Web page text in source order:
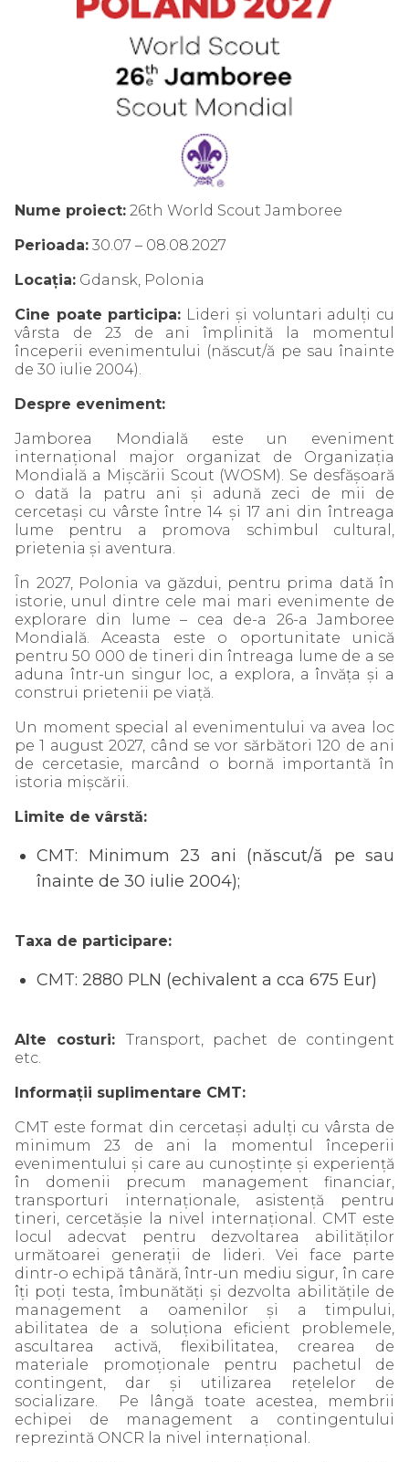
Nume proiect: 26th World Scout Jamboree
Perioada: 30.07 – 08.08.2027
Locația: Gdansk, Polonia
Cine poate participa: Lideri și voluntari adulți cu
vârsta de 23 de ani împlinită la momentul
începerii evenimentului (născut/ă pe sau înainte
de 30 iulie 2004).
Despre eveniment:
Jamborea Mondială este un eveniment
internațional major organizat de Organizația
Mondială a Mișcării Scout (WOSM). Se desfășoară
o dată la patru ani și adună zeci de mii de
cercetași cu vârste între 14 și 17 ani din întreaga
lume pentru a promova schimbul cultural,
prietenia și aventura.
În 2027, Polonia va găzdui, pentru prima dată în
istorie, unul dintre cele mai mari evenimente de
explorare din lume – cea de-a 26-a Jamboree
Mondială. Aceasta este o oportunitate unică
pentru 50 000 de tineri din întreaga lume de a se
aduna într-un singur loc, a explora, a învăța și a
construi prietenii pe viață.
Un moment special al evenimentului va avea loc
pe 1 august 2027, când se vor sărbători 120 de ani
de cercetasie, marcând o bornă importantă în
istoria mișcării.
Limite de vârstă:
CMT: Minimum 23 ani (născut/ă pe sau
înainte de 30 iulie 2004);
Taxa de participare:
CMT: 2880 PLN (echivalent a cca 675 Eur)
Alte costuri: Transport, pachet de contingent
etc.
Informații suplimentare CMT:
CMT este format din cercetași adulți cu vârsta de
minimum 23 de ani la momentul începerii
evenimentului și care au cunoștințe și experiență
în domenii precum management financiar,
transporturi internaționale, asistență pentru
tineri, cercetășie la nivel internațional. CMT este
locul adecvat pentru dezvoltarea abilităților
următoarei generații de lideri. Vei face parte
dintr-o echipă tânără, într-un mediu sigur, în care
îți poți testa, îmbunătăți și dezvolta abilitățile de
management a oamenilor și a timpului,
abilitatea de a soluționa eficient problemele,
ascultarea activă, flexibilitatea, crearea de
materiale promoționale pentru pachetul de
contingent, dar și utilizarea rețelelor de
socializare. Pe lângă toate acestea, membrii
echipei de management a contingentului
reprezintă ONCR la nivel internațional.